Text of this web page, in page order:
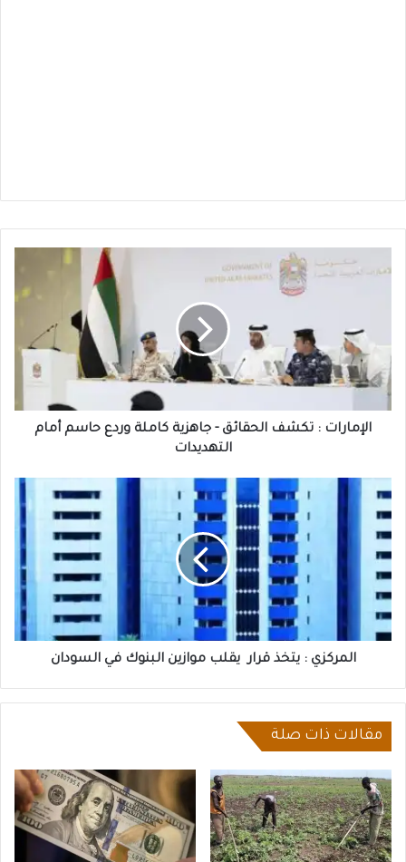
:
جاهزية
كاملة
وردع
حاسم
الإمارات : تكشف الحقائق - جاهزية كاملة وردع حاسم أمام
التهديدات
يتخذ
قرار
يقلب
موازين
البنوك
في
السودان
المركزي : يتخذ قرار يقلب موازين البنوك في السودان
مقالات ذات صلة